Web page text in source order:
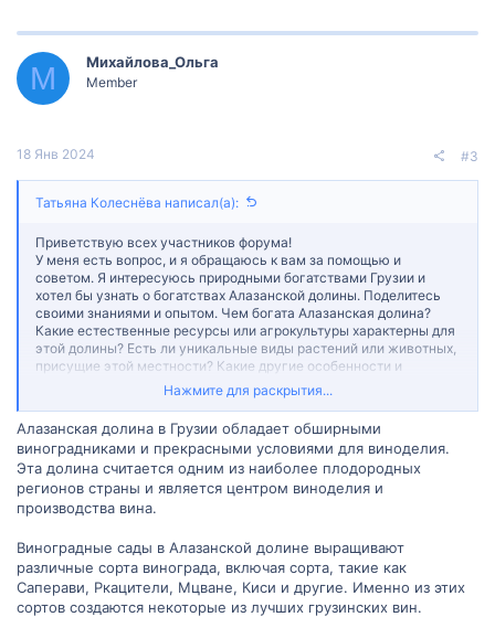
к
и
:
М Михайлова_Ольга
Member
18 Янв 2024 #3
Татьяна Колеснёва написал(а):
Приветствую всех участников форума!
У меня есть вопрос, и я обращаюсь к вам за помощью и
советом. Я интересуюсь природными богатствами Грузии и
хотел бы узнать о богатствах Алазанской долины. Поделитесь
своими знаниями и опытом. Чем богата Алазанская долина?
Какие естественные ресурсы или агрокультуры характерны для
этой долины? Есть ли уникальные виды растений или животных,
присущие этой местности? Какие другие особенности и
достопримечательности присутствуют в Алазанской долине,
такие как виноградники, фруктовые сады или природные
долине и насладиться ее богатствами? Буду благодарна за
любую информацию и советы, которые помогут мне лучше
понять и оценить богатства Алазанской долины. Спасибо!
Нажмите для раскрытия...
Алазанская долина в Грузии обладает обширными
виноградниками и прекрасными условиями для виноделия.
Эта долина считается одним из наиболее плодородных
регионов страны и является центром виноделия и
производства вина.
Виноградные сады в Алазанской долине выращивают
различные сорта винограда, включая сорта, такие как
Саперави, Ркацители, Мцване, Киси и другие. Именно из этих
сортов создаются некоторые из лучших грузинских вин.